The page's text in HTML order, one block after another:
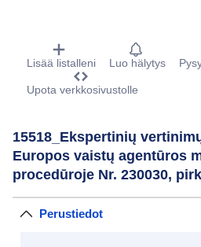
Procurement Detail
Lisää listalleni Luo hälytys
Upota verkkosivustolle
15518_Ekspertinių
Europos vaistų agentūros
procedūroje Nr. 230030,
Perustiedot